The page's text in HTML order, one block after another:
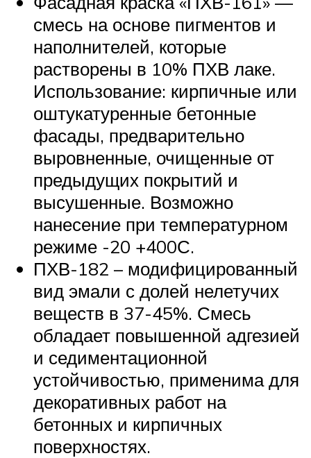
смесь на основе пигментов и
наполнителей, которые
растворены в 10% ПХВ лаке.
Использование: кирпичные или
оштукатуренные бетонные
фасады, предварительно
выровненные, очищенные от
предыдущих покрытий и
высушенные. Возможно
нанесение при температурном
режиме -20 +400С.
ПХВ-182 – модифицированный
вид эмали с долей нелетучих
веществ в 37-45%. Смесь
обладает повышенной адгезией
и седиментационной
устойчивостью, применима для
декоративных работ на
бетонных и кирпичных
поверхностях.